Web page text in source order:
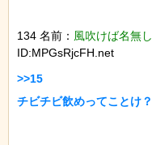
134 名前： 風吹けば名無し
ID:MPGsRjcFH.net
>>15
チビチビ飲めってことけ？